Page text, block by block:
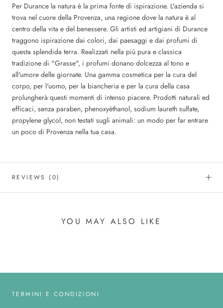
Per Durance la natura è la prima fonte di ispirazione. L'azienda si
trova nel cuore della Provenza, una regione dove la natura è al
centro della vita e del benessere. Gli artisti ed artigiani di Durance
traggono ispirazione dai colori, dai paesaggi e dai profumi di
questa splendida terra. Realizzati nella più pura e classica
tradizione di "Grasse", i profumi donano dolcezza al tono e
all'umore delle giornate. Una gamma cosmetica per la cura del
corpo, per l'uomo, per la biancheria e per la cura della casa
prolungherà questi momenti di intenso piacere. Prodotti naturali ed
efficaci, senza paraben, phenoxyèthanol, sodium laureth sulfate,
propylene glycol, non testati sugli animali: un modo per far entrare
un poco di Provenza nella tua casa.
REVIEWS (0)
YOU MAY ALSO LIKE
TERMINI E CONDIZIONI